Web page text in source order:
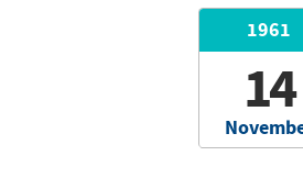
1961
14